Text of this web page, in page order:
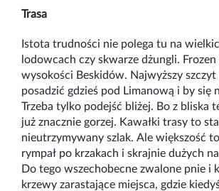
Trasa
Istota trudności nie polega tu na
lodowcach czy skwarze dżungli.
wysokości Beskidów. Najwyższy szczyt
posadzić gdzieś pod Limanową i by się
Trzeba tylko podejść bliżej. Bo z bliska
już znacznie gorzej. Kawałki trasy to
nieutrzymywany szlak. Ale większość
rympał po krzakach i skrajnie dużych
Do tego wszechobecne zwalone pnie i
krzewy zarastające miejsca, gdzie